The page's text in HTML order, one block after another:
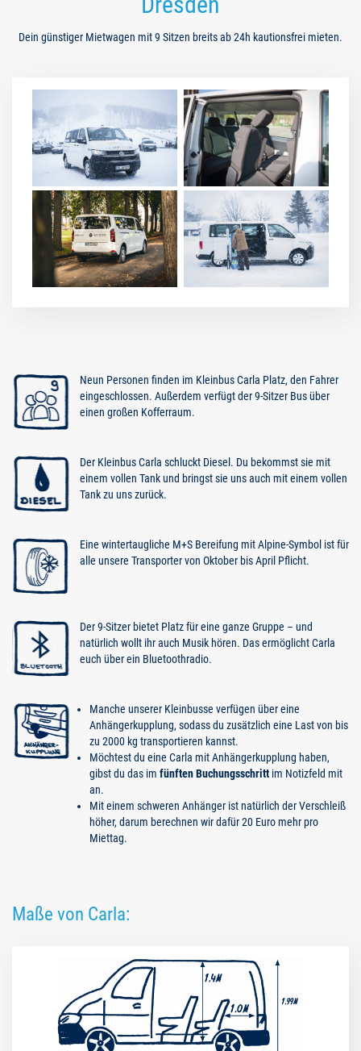
Dein günstiger Mietwagen mit 9 Sitzen breits ab 24h kautionsfrei mieten.
Neun Personen finden im Kleinbus Carla Platz, den Fahrer
eingeschlossen. Außerdem verfügt der 9-Sitzer Bus über
einen großen Kofferraum.
Der Kleinbus Carla schluckt Diesel. Du bekommst sie mit
einem vollen Tank und bringst sie uns auch mit einem vollen
Tank zu uns zurück.
Eine wintertaugliche M+S Bereifung mit Alpine-Symbol ist für
alle unsere Transporter von Oktober bis April Pflicht.
Der 9-Sitzer bietet Platz für eine ganze Gruppe – und
natürlich wollt ihr auch Musik hören. Das ermöglicht Carla
euch über ein Bluetoothradio.
Manche unserer Kleinbusse verfügen über eine
Anhängerkupplung, sodass du zusätzlich eine Last von bis
zu 2000 kg transportieren kannst.
Möchtest du eine Carla mit Anhängerkupplung haben,
gibst du das im fünften Buchungsschritt im Notizfeld mit
an.
Mit einem schweren Anhänger ist natürlich der Verschleiß
höher, darum berechnen wir dafür 20 Euro mehr pro
Miettag.
Maße von Carla: